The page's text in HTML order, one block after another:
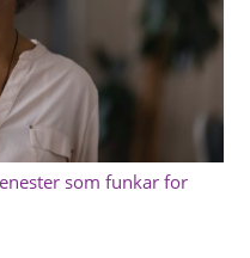
som funkar for